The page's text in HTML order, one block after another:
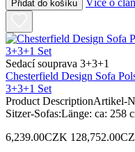
Přidat do košíku
Sedací souprava 3+3+1
Chesterfield Design Sofa
3+3+1 Set
Product DescriptionArtikel-
Sitzer-Sofas:Länge: ca: 258
6,239.00CZK